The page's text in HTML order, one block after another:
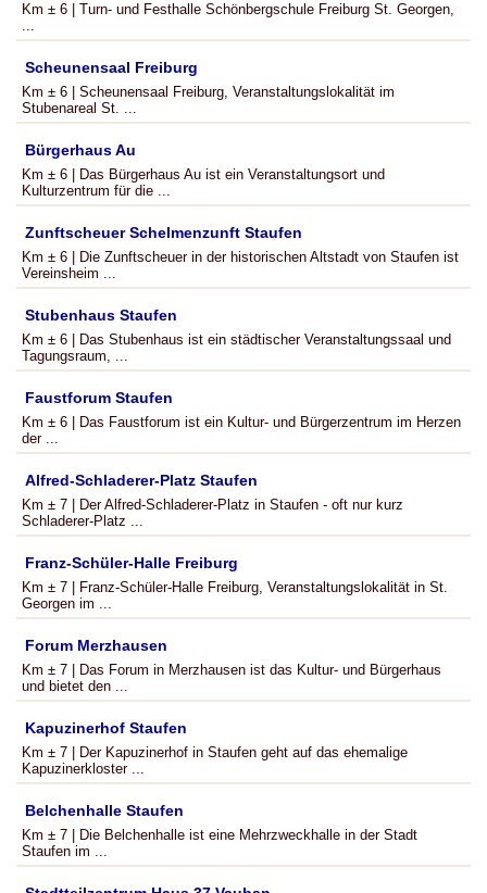
Km ± 6 | Turn- und Festhalle Schönbergschule Freiburg St. Georgen,
...
Scheunensaal Freiburg
Km ± 6 | Scheunensaal Freiburg, Veranstaltungslokalität im
Stubenareal St. ...
Bürgerhaus Au
Km ± 6 | Das Bürgerhaus Au ist ein Veranstaltungsort und
Kulturzentrum für die ...
Zunftscheuer Schelmenzunft Staufen
Km ± 6 | Die Zunftscheuer in der historischen Altstadt von Staufen ist
Vereinsheim ...
Stubenhaus Staufen
Km ± 6 | Das Stubenhaus ist ein städtischer Veranstaltungssaal und
Tagungsraum, ...
Faustforum Staufen
Km ± 6 | Das Faustforum ist ein Kultur- und Bürgerzentrum im Herzen
der ...
Alfred-Schladerer-Platz Staufen
Km ± 7 | Der Alfred-Schladerer-Platz in Staufen - oft nur kurz
Schladerer-Platz ...
Franz-Schüler-Halle Freiburg
Km ± 7 | Franz-Schüler-Halle Freiburg, Veranstaltungslokalität in St.
Georgen im ...
Forum Merzhausen
Km ± 7 | Das Forum in Merzhausen ist das Kultur- und Bürgerhaus
und bietet den ...
Kapuzinerhof Staufen
Km ± 7 | Der Kapuzinerhof in Staufen geht auf das ehemalige
Kapuzinerkloster ...
Belchenhalle Staufen
Km ± 7 | Die Belchenhalle ist eine Mehrzweckhalle in der Stadt
Staufen im ...